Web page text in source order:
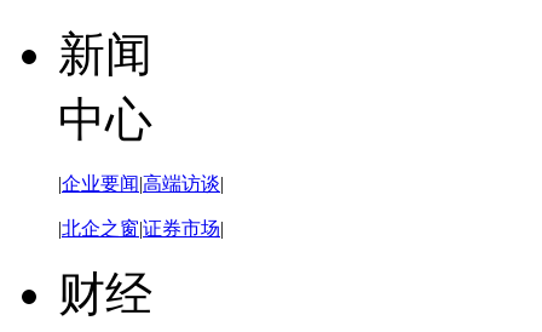
新闻
中心
|企业要闻|高端访谈|
|北企之窗|证券市场|
财经